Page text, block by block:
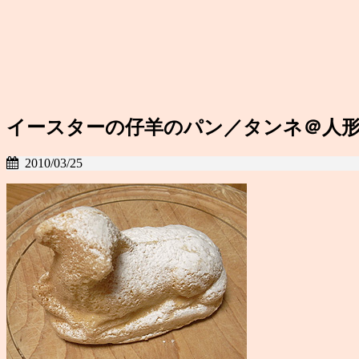
イースターの仔羊のパン／タンネ＠人
2010/03/25